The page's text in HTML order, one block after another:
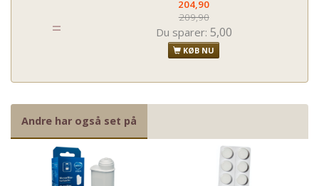
=
204,90
209,90
Du sparer: 5,00
KØB NU
Andre har også set på